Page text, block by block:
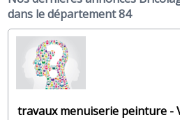
dans le département 84
travaux menuiserie peinture -